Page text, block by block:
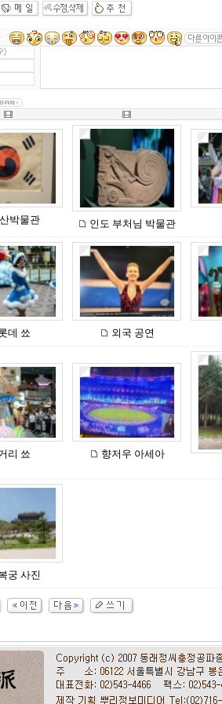
박물관 인도 부처님 박물관
데 쑈 외국 공연
리 쑈
향저우 아세아
궁 사진